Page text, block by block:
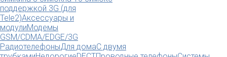
поддержкой 3G (для
Tele2)Аксессуары и
модулиМодемы
GSM/CDMA/EDGE/3G
РадиотелефоныДля домаС двумя